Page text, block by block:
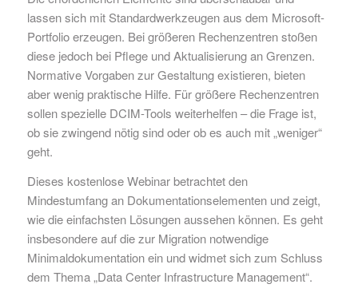
lassen sich mit Standardwerkzeugen aus dem Microsoft-
Portfolio erzeugen. Bei größeren Rechenzentren stoßen
diese jedoch bei Pflege und Aktualisierung an Grenzen.
Normative Vorgaben zur Gestaltung existieren, bieten
aber wenig praktische Hilfe. Für größere Rechenzentren
sollen spezielle DCIM-Tools weiterhelfen – die Frage ist,
ob sie zwingend nötig sind oder ob es auch mit „weniger“
geht.
Dieses kostenlose Webinar betrachtet den
Mindestumfang an Dokumentationselementen und zeigt,
wie die einfachsten Lösungen aussehen können. Es geht
insbesondere auf die zur Migration notwendige
Minimaldokumentation ein und widmet sich zum Schluss
dem Thema „Data Center Infrastructure Management“.